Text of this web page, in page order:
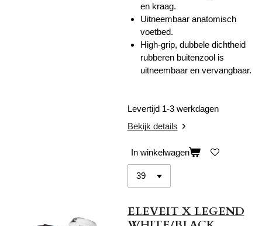
en kraag.
Uitneembaar anatomisch
voetbed.
High-grip, dubbele dichtheid
rubberen buitenzool is
uitneembaar en vervangbaar.
Levertijd 1-3 werkdagen
Bekijk details
In winkelwagen
ELEVEIT X LEGEND